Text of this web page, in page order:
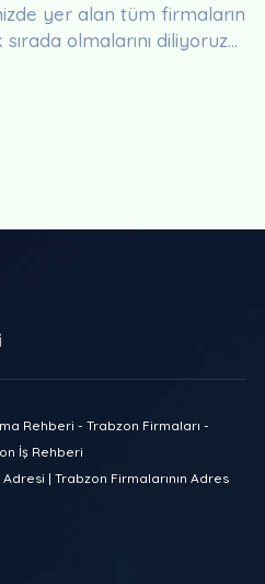
yer alan tüm firmaların
olmalarını diliyoruz...
Rehberi - Trabzon Firmaları -
İş Rehberi
| Trabzon Firmalarının Adres